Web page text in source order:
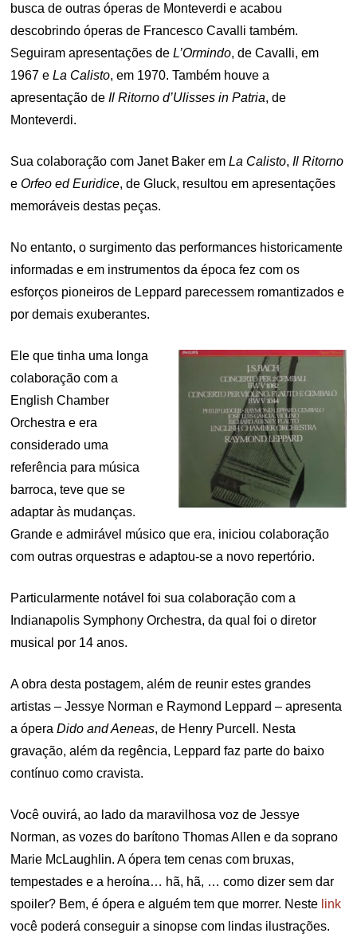
busca de outras óperas de Monteverdi e acabou
descobrindo óperas de Francesco Cavalli também.
Seguiram apresentações deL’Ormindo, de Cavalli, em
1967 eLa Calisto, em 1970. Também houve a
apresentação deIl Ritorno d’Ulisses in Patria, de
Monteverdi.
Sua colaboração com Janet Baker emLa Calisto,Il Ritorno
eOrfeo ed Euridice, de Gluck, resultou em apresentações
memoráveis destas peças.
No entanto, o surgimento das performances historicamente
informadas e em instrumentos da época fez com os
esforços pioneiros de Leppard parecessem romantizados e
por demais exuberantes.
Ele que tinha uma longa
colaboração com a
English Chamber
Orchestra e era
considerado uma
referência para música
barroca, teve que se
adaptar às mudanças.
Grande e admirável músico que era, iniciou colaboração
com outras orquestras e adaptou-se a novo repertório.
Particularmente notável foi sua colaboração com a
Indianapolis Symphony Orchestra, da qual foi o diretor
musical por 14 anos.
A obra desta postagem, além de reunir estes grandes
artistas – Jessye Norman e Raymond Leppard – apresenta
a óperaDido and Aeneas, de Henry Purcell. Nesta
gravação, além da regência, Leppard faz parte do baixo
contínuo como cravista.
Você ouvirá, ao lado da maravilhosa voz de Jessye
Norman, as vozes do barítono Thomas Allen e da soprano
Marie McLaughlin. A ópera tem cenas com bruxas,
tempestades e a heroína… hã, hã, … como dizer sem dar
spoiler? Bem, é ópera e alguém tem que morrer. Neste link
você poderá conseguir a sinopse com lindas ilustrações.